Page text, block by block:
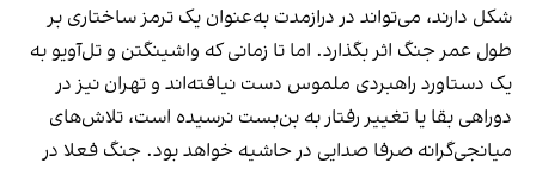
شکل دارند، می‌تواند در درازمدت به‌عنوان یک ترمز ساختاری بر
طول عمر جنگ اثر بگذارد. اما تا زمانی که واشینگتن و تل‌آویو به
یک دستاورد راهبردی ملموس دست نیافته‌اند و تهران نیز در
دوراهی بقا یا تغییر رفتار به بن‌بست نرسیده است، تلاش‌های
میانجی‌گرانه صرفا صدایی در حاشیه خواهد بود. جنگ فعلا در